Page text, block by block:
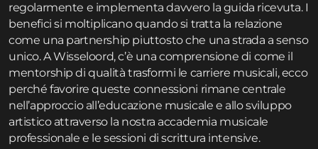
regolarmente e implementa davvero la guida ricevuta. I
benefici si moltiplicano quando si tratta la relazione
come una partnership piuttosto che una strada a senso
unico. A Wisseloord, c’è una comprensione di come il
mentorship di qualità trasformi le carriere musicali, ecco
perché favorire queste connessioni rimane centrale
nell’approccio all’educazione musicale e allo sviluppo
artistico attraverso la nostra accademia musicale
professionale e lesessioni di scrittura intensive.